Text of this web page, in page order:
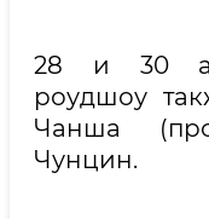
28 и 30
роудшоу
Чанша
Чунцин.